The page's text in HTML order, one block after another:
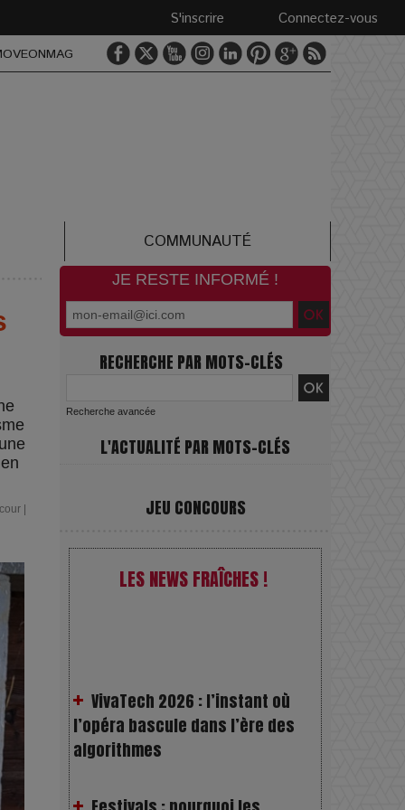
Connectez-vous
S'inscrire
COMMUNAUTÉ
JE RESTE INFORMÉ !
RECHERCHE PAR MOTS-CLÉS
Recherche avancée
L'ACTUALITÉ PAR MOTS-CLÉS
JEU CONCOURS
LES NEWS FRAÎCHES !
Festivals : pourquoi les
dérivés du chanvre gagnent en